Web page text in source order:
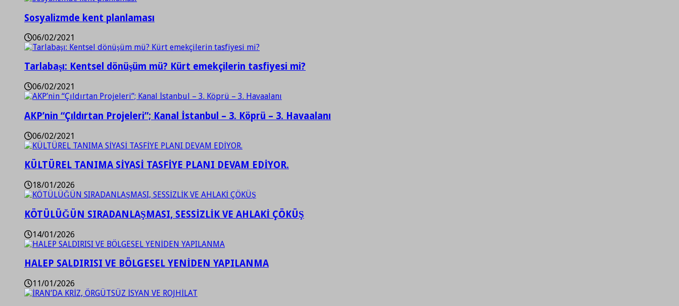
Sosyalizmde kent planlaması
06/02/2021
Tarlabaşı: Kentsel dönüşüm mü? Kürt emekçilerin tasfiyesi mi?
06/02/2021
AKP’nin “Çıldırtan Projeleri”; Kanal İstanbul – 3. Köprü – 3. Havaalanı
06/02/2021
KÜLTÜREL TANIMA SİYASİ TASFİYE PLANI DEVAM EDİYOR.
18/01/2026
KÖTÜLÜĞÜN SIRADANLAŞMASI, SESSİZLİK VE AHLAKİ ÇÖKÜŞ
14/01/2026
HALEP SALDIRISI VE BÖLGESEL YENİDEN YAPILANMA
11/01/2026